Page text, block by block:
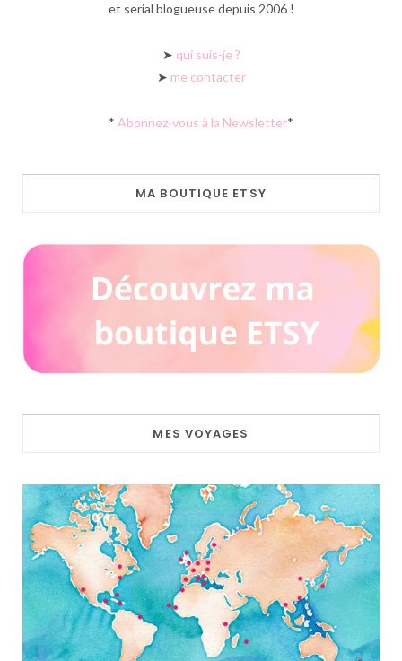
et serial blogueuse depuis 2006 !
➤ qui suis-je ?
➤ me contacter
* Abonnez-vous à la Newsletter*
MA BOUTIQUE ETSY
MES VOYAGES